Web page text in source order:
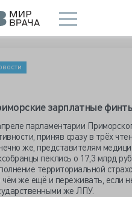
зарплатные
парламентарии
приняв сразу в трёх
же, представителям
пеклись о 17,3 млрд
территориальной
чём же ещё и переживать, если
же ЛПУ.